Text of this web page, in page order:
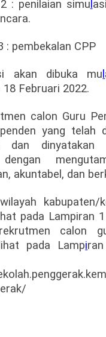
: penilaian simul
: pembekalan CPP
akan dibuka mul
Februari 2022.
calon Guru
yang telah
dan dinyatakan
akuntabel, dan
kabupaten/
pada Lampiran
calon
pada Lampi